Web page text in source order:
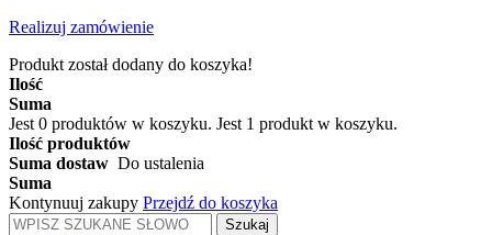
Realizuj zamówienie
Produkt został dodany do koszyka!
Ilość
Suma
Jest 0 produktów w koszyku. Jest 1 produkt w koszyku.
Ilość produktów
Suma dostaw Do ustalenia
Suma
Kontynuuj zakupy Przejdź do koszyka
Szukaj